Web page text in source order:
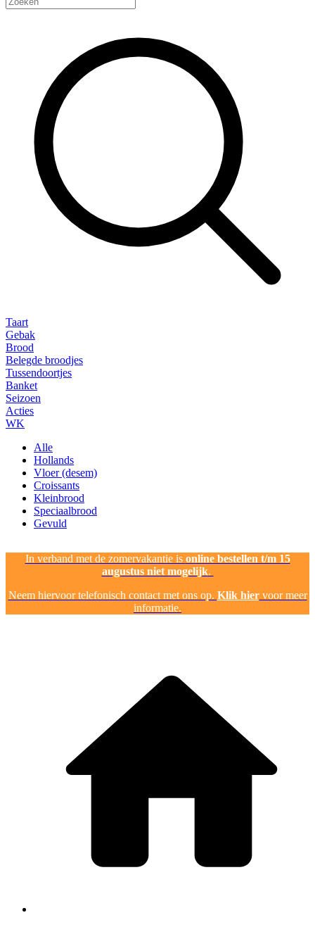
Taart
Gebak
Brood
Belegde broodjes
Tussendoortjes
Banket
Seizoen
Acties
WK
Alle
Hollands
Vloer (desem)
Croissants
Kleinbrood
Speciaalbrood
Gevuld
In verband met de zomervakantie is online bestellen t/m 15
augustus niet mogelijk.
Neem hiervoor telefonisch contact met ons op. Klik hiervoor meer
informatie.